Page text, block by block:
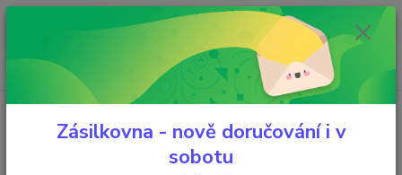
Minimální hodnota objednávky je 200 kč. Při nákupu nad 2000,- Kč je
požadována platba předem na účet.
Menu
+420 737 737 037
(Po-Pá, 9-18 hod.)
za
Zásilkovna - nově doručování i v
sobotu